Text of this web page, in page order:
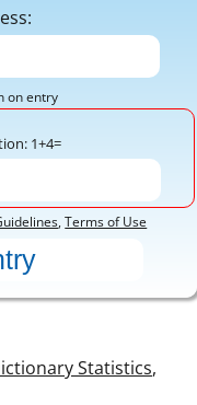
on entry
1+4=
,Terms of Use
Statistics,